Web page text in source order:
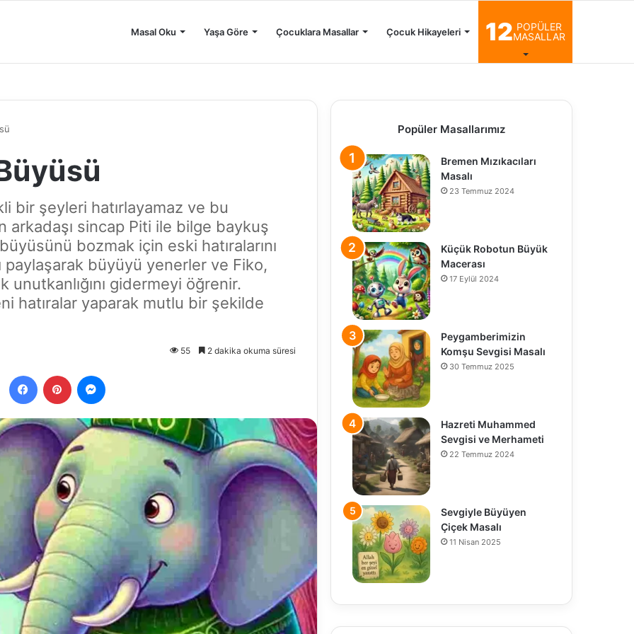
Masal Oku Yaşa Göre Çocuklara Masallar Çocuk Hikayeleri 12 POPÜLER
MASALLAR
bir şeyleri hatırlayamaz ve bu
arkadaşı sincap Piti ile bilge baykuş
bozmak için eski hatıralarını
paylaşarak büyüyü yenerler ve Fiko,
unutkanlığını gidermeyi öğrenir.
hatıralar yaparak mutlu bir şekilde
55 2 dakika okuma süresi
FacebookPinterest
Popüler Masallarımız
Bremen Mızıkacıları
Masalı
23 Temmuz 2024
Küçük Robotun Büyük
Macerası
17 Eylül 2024
Peygamberimizin
Komşu Sevgisi Masalı
30 Temmuz 2025
Hazreti Muhammed
Sevgisi ve Merhameti
22 Temmuz 2024
Sevgiyle Büyüyen
Çiçek Masalı
11 Nisan 2025